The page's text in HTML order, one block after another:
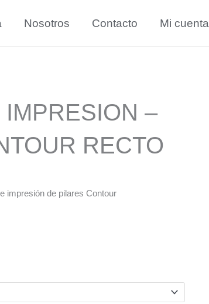
Nosotros Contacto Mi cuenta
IMPRESION –
RECTO
impresión de pilares Contour